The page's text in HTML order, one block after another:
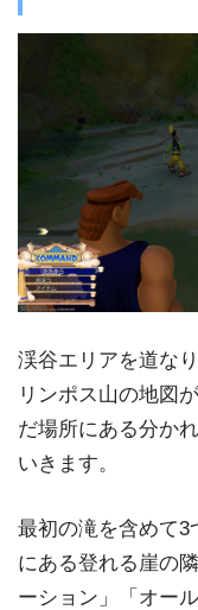
渓谷エリアを道な
リンポス山の地図
だ場所にある分か
いきます。
最初の滝を含めて3
にある登れる崖の
ーション」「オー